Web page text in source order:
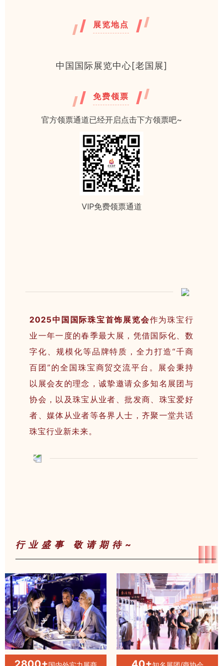
展览地点
中国国际展览中心[老国展]
免费领票
官方领票通道已经开启点击下方领票吧~
VIP免费领票通道
2025中国国际珠宝首饰展览会作为珠宝行
业一年一度的春季最大展，凭借国际化、数
字化、规模化等品牌特质，全力打造“千商
百团”的全国珠宝商贸交流平台。展会秉持
以展会友的理念，诚挚邀请众多知名展团与
协会，以及珠宝从业者、批发商、珠宝爱好
者、媒体从业者等各界人士，齐聚一堂共话
珠宝行业新未来。
行业盛事 敬请期待~